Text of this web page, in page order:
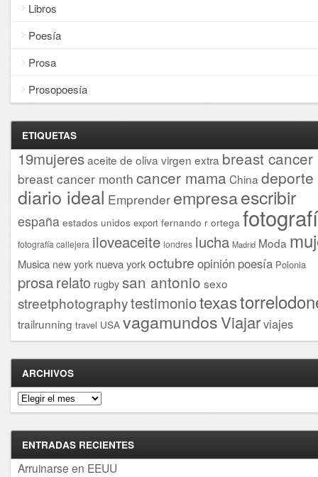
Libros
Poesía
Prosa
Prosopoesía
ETIQUETAS
19mujeresaceite de oliva virgen extra breast cancer
breast cancer month cancer mama China deporte
diario ideal Emprender empresaescribir
españa estados unidos export fernando r ortega
fotografía callejera iloveaceite londres lucha Madrid Moda
Musica new york nueva yorkoctubre opinión poesía Polonia
prosarelato rugby san antonio sexo
streetphotographytestimoniotexas
trailrunning travel USA vagamundosViajarviajes
ARCHIVOS
Archivos
ENTRADAS RECIENTES
Arruinarse en EEUU